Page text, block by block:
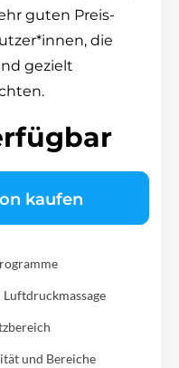
guten Preis-
die
gezielt
kaufen
und Bereiche